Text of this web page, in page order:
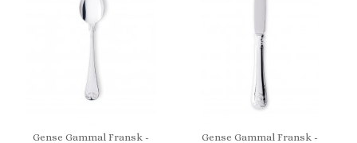
Gense Gammal Fransk -
Gense Gammal Fransk -